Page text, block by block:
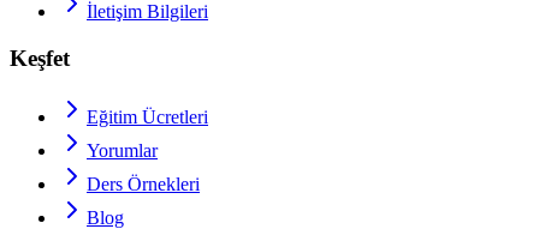
İletişim Bilgileri
Keşfet
Eğitim Ücretleri
Yorumlar
Ders Örnekleri
Blog